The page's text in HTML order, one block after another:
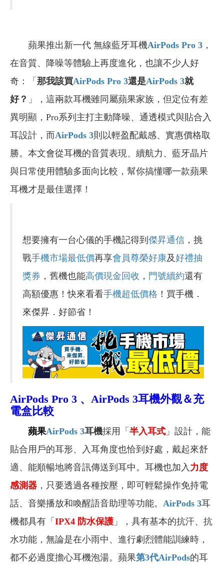
蘋果推出新一代 無線藍牙耳機AirPods Pro 3 ，
在音質、降噪等體驗上再度進化，也讓不少人好
奇：「 那我該買AirPods Pro 3還是AirPods 3就
好？ 」，這兩款耳機雖同屬蘋果家族，但定位有差
異明顯，Pro系列主打主動降噪、通透模式與貼合入
耳設計，而AirPods 3則以輕盈配戴感、實惠價格取
勝。本文會從耳機的音質表現、續航力、藍牙晶片
與日常使用體驗多面向比較，幫你搞懂哪一款蘋果
耳機才是最佳選擇！
想要擁有一台心儀的手機記得到 傑昇通信 ，挑
戰手機市場最低價再享會員尊榮好康及好禮抽
獎券 ，舊機也能高價現金回收 ， 門號續約還有
高額優惠！快來看看手機超低價格 ！買手機．
來傑昇．好節省！
AirPods Pro 3 、AirPods 3耳機外觀＆充
電盒比較
蘋果AirPods 3耳機採用「 半入耳式 」設計 ， 能
貼合用戶的耳形、入耳角度也恰到好處，戴起來舒
適、能順暢地將音訊傳送到耳中。耳機也加入 力度
感測器 ，只要透過各種按壓，即可輕鬆操作免持電
話、音樂播放和喚醒語音助理等功能。 AirPods 3耳
機都具有「 IPX4 防水保護 」，具有基本的抗汗、抗
水功能，無論是在小雨中、進行劇烈體能訓練時，
都不必過度擔心耳機泡湯。蘋果第3代AirPods的耳